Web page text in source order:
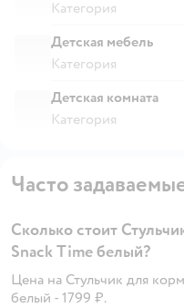
Категория
Детская мебель
Категория
Детская комната
Категория
Часто
Сколько стоит
Snack Time белый?
Цена на Стульчик для
белый - 1799 ₽.